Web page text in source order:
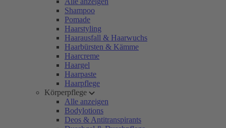
Shampoo
Pomade
Haarstyling
Haarausfall & Haarwuchs
Haarbürsten & Kämme
Haarcreme
Haargel
Haarpaste
Haarpflege
Körperpflege
Alle anzeigen
Bodylotions
Deos & Antitranspirants